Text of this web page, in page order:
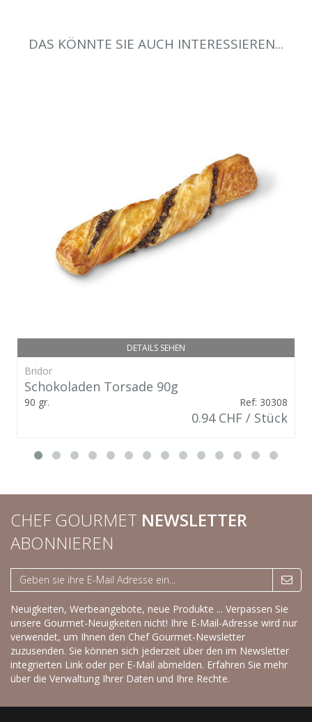
DAS KÖNNTE SIE AUCH INTERESSIEREN...
DETAILS SEHEN
Bridor
Schokoladen Torsade 90g
90 gr. Ref: 30308
0.94 CHF / Stück
CHEF GOURMET NEWSLETTER
ABONNIEREN
Neuigkeiten, Werbeangebote, neue Produkte ... Verpassen Sie
unsere Gourmet-Neuigkeiten nicht! Ihre E-Mail-Adresse wird nur
verwendet, um Ihnen den Chef Gourmet-Newsletter
zuzusenden. Sie können sich jederzeit über den im Newsletter
integrierten Link oder per E-Mail abmelden. Erfahren Sie mehr
über die Verwaltung Ihrer Daten und Ihre Rechte.